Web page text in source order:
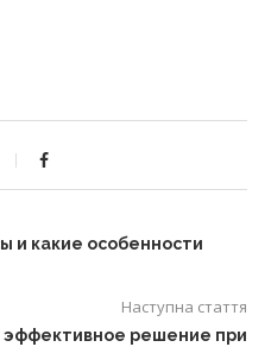
и какие особенности
Наступна стаття
эффективное решение при